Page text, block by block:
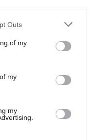
Outs
of my
my
my
μέλλοντος από τη μήτρα
26
στο Ζάππειο